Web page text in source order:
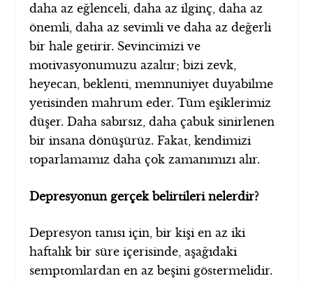
daha az eğlenceli, daha az ilginç, daha az
önemli, daha az sevimli ve daha az değerli
bir hale getirir. Sevincimizi ve
motivasyonumuzu azaltır; bizi zevk,
heyecan, beklenti, memnuniyet duyabilme
yetisinden mahrum eder. Tüm eşiklerimiz
düşer. Daha sabırsız, daha çabuk sinirlenen
bir insana dönüşürüz. Fakat, kendimizi
toparlamamız daha çok zamanımızı alır.
Depresyonun gerçek belirtileri nelerdir?
Depresyon tanısı için, bir kişi en az iki
haftalık bir süre içerisinde, aşağıdaki
semptomlardan en az beşini göstermelidir.